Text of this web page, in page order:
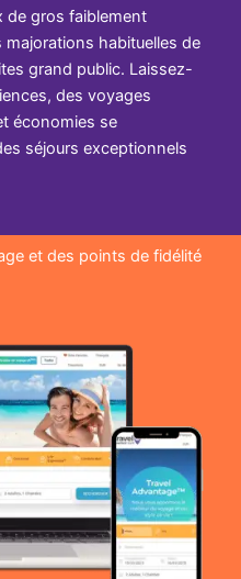
de gros faiblement
habituelles de
grand public. Laissez-
des voyages
économies se
séjours exceptionnels
et des points de fidélité